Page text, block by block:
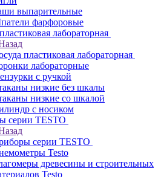
выпарительные
фарфоровые
лабораторная
пластиковая лабораторная
лабораторные
с ручкой
низкие без шкалы
низкие со шкалой
с носиком
серии TESTO
серии TESTO
Testo
древесины и строительных
Testo